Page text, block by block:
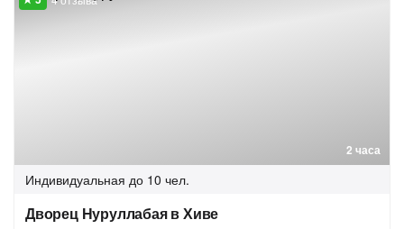
2 часа
Индивидуальная до 10 чел.
Дворец Нуруллабая в Хиве